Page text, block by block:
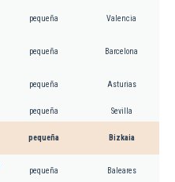
pequeña Valencia
pequeña Barcelona
pequeña Asturias
pequeña Sevilla
pequeña Bizkaia
pequeña Baleares